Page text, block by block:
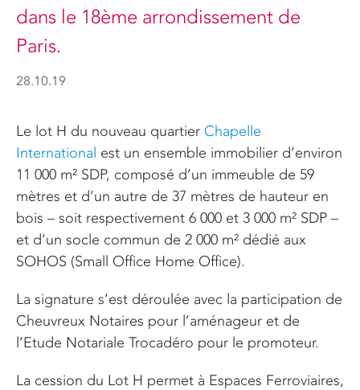
dans le 18ème arrondissement de
Paris.
28.10.19
Le lot H du nouveau quartier Chapelle
International est un ensemble immobilier d’environ
11 000 m² SDP, composé d’un immeuble de 59
mètres et d’un autre de 37 mètres de hauteur en
bois – soit respectivement 6 000 et 3 000 m² SDP –
et d’un socle commun de 2 000 m² dédié aux
SOHOS (Small Office Home Office).
La signature s’est déroulée avec la participation de
Cheuvreux Notaires pour l’aménageur et de
l’Etude Notariale Trocadéro pour le promoteur.
La cession du Lot H permet à Espaces Ferroviaires,